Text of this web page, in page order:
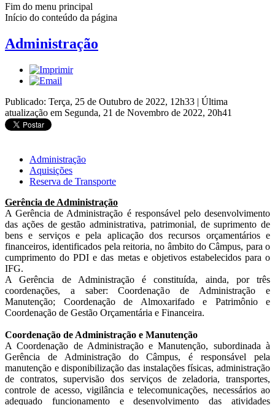
Fim do menu principal
Início do conteúdo da página
Administração
Publicado: Terça, 25 de Outubro de 2022, 12h33 | Última
atualização em Segunda, 21 de Novembro de 2022, 20h41
Administração
Aquisições
Reserva de Transporte
Gerência de Administração
A Gerência de Administração é responsável pelo desenvolvimento
das ações de gestão administrativa, patrimonial, de suprimento de
bens e serviços e pela aplicação dos recursos orçamentários e
financeiros, identificados pela reitoria, no âmbito do Câmpus, para o
cumprimento do PDI e das metas e objetivos estabelecidos para o
IFG.
A Gerência de Administração é constituída, ainda, por três
coordenações, a saber: Coordenação de Administração e
Manutenção; Coordenação de Almoxarifado e Patrimônio e
Coordenação de Gestão Orçamentária e Financeira.
Coordenação de Administração e Manutenção
A Coordenação de Administração e Manutenção, subordinada à
Gerência de Administração do Câmpus, é responsável pela
manutenção e disponibilização das instalações físicas, administração
de contratos, supervisão dos serviços de zeladoria, transportes,
controle de acesso, vigilância e telecomunicações, necessários ao
adequado funcionamento e desenvolvimento das atividades